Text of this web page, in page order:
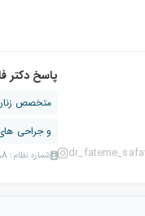
پاسخ دکتر
متخصص زنان
و جراحی
شماره نظام: 141888